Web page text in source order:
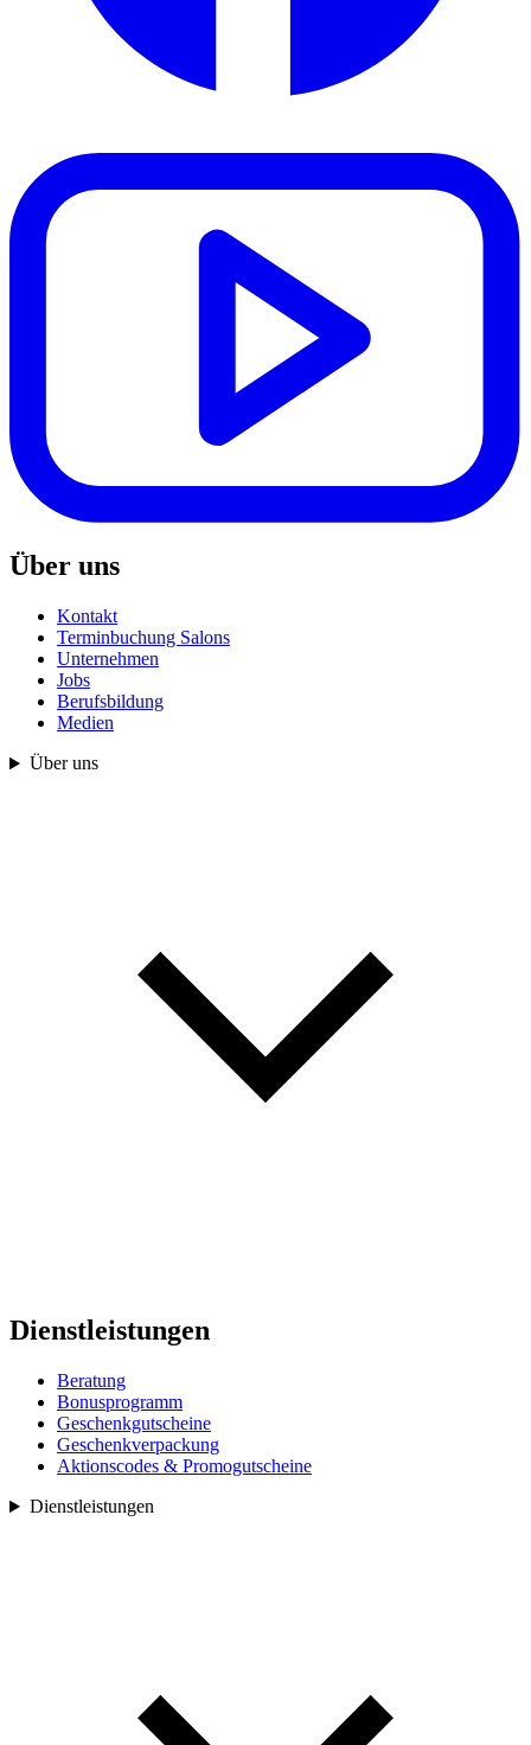
Über uns
Kontakt
Terminbuchung Salons
Unternehmen
Jobs
Berufsbildung
Medien
Über uns
Dienstleistungen
Beratung
Bonusprogramm
Geschenkgutscheine
Geschenkverpackung
Aktionscodes & Promogutscheine
Dienstleistungen